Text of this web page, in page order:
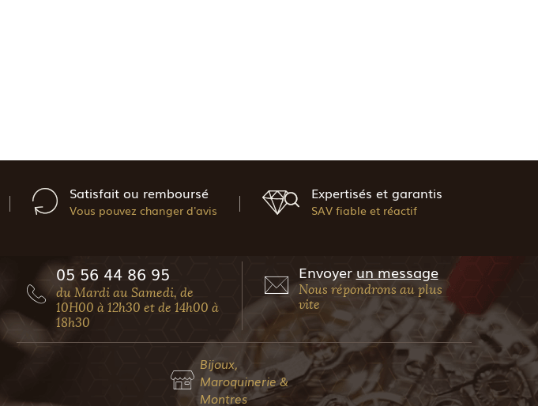
Satisfait ou remboursé
Vous pouvez changer d'avis
Expertisés et garantis
SAV fiable et réactif
05 56 44 86 95
du Mardi au Samedi, de
10H00 à 12h30 et de 14h00 à
18h30
Envoyer un message
Nous répondrons au plus
vite
Bijoux,
Maroquinerie &
Montres